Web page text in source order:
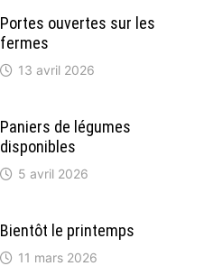
Portes ouvertes sur les
fermes
13 avril 2026
Paniers de légumes
disponibles
5 avril 2026
Bientôt le printemps
11 mars 2026